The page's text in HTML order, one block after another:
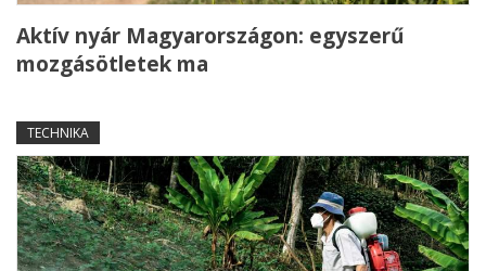
Aktív nyár Magyarországon: egyszerű
mozgásötletek ma
TECHNIKA